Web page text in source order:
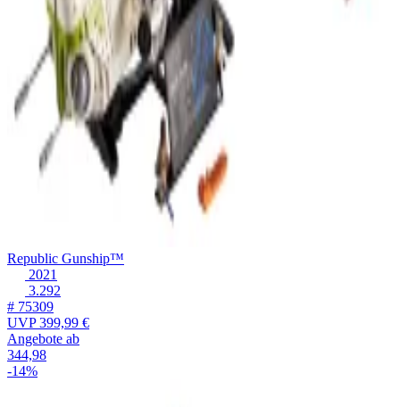
Republic Gunship™
2021
3.292
# 75309
UVP399,99 €
Angebote ab
344,98
-14%